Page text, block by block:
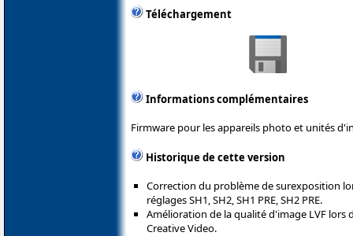
Téléchargement
Informations complémentaires
Firmware pour les appareils photo et unités
Historique de cette version
Correction du problème de surexposition
réglages SH1, SH2, SH1 PRE, SH2 PRE.
Amélioration de la qualité d'image LVF
Creative Video.